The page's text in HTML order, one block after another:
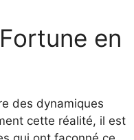
en
des dynamiques
cette réalité, il est